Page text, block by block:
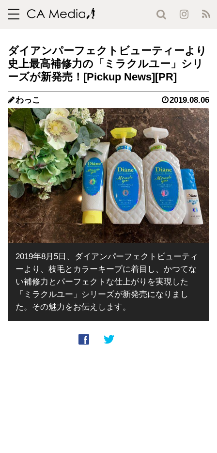
toggle
ダイアンパーフェクトビューティーより
史上最高補修力の「ミラクルユー」シリ
ーズが新発売！
わっこ 2019.08.06
2019年8月5日、ダイアンパーフェクトビューティ
ーより、枝毛とカラーキープに着目し、かつてな
い補修力とパーフェクトな仕上がりを実現した
「ミラクルユー」シリーズが新発売になりまし
た。その魅力をお伝えします。